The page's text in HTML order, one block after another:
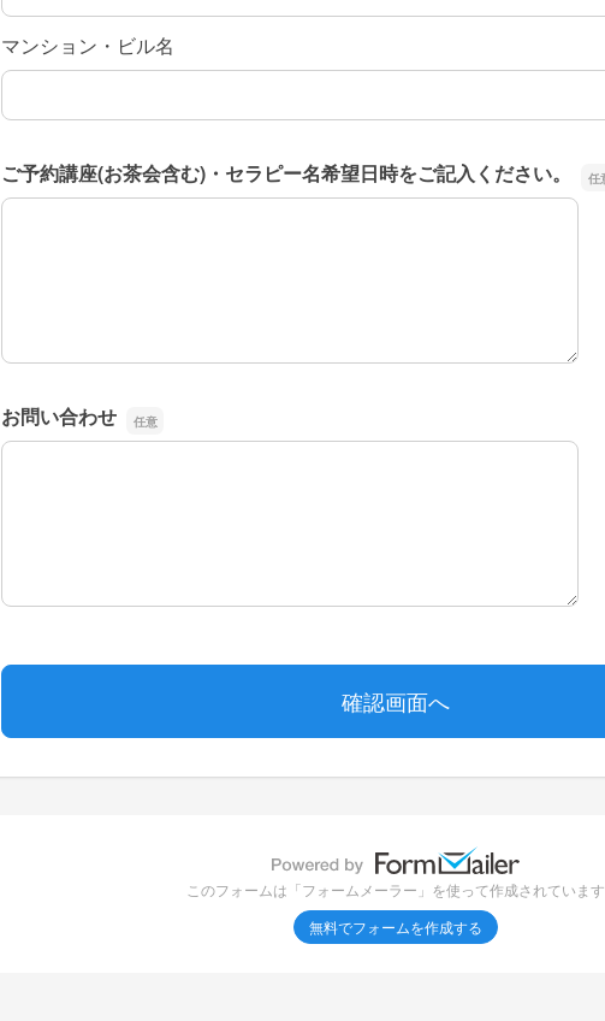
マンション・ビル名
ご予約講座(お茶会含む)・セラピー名希望日時をご記入ください。
ご予約講座(お茶会含む)・セラピー名希望日時をご記入ください。
お問い合わせ
お問い合わせ
このフォームは「フォームメーラー」を使って作成されています
無料でフォームを作成する